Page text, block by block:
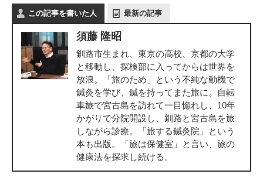
この記事を書いた人 最新の記事
須藤 隆昭
釧路市生まれ、東京の高校、京都の大学
と移動し、探検部に入ってからは世界を
放浪。「旅のため」という不純な動機で
鍼灸を学び、鍼を持ってまた旅に。自転
車旅で宮古島を訪れて一目惚れし、10年
かがりで分院開設し、釧路と宮古島を旅
しながら診療。「旅する鍼灸院」という
本も出版。「旅は保健室」と言い、旅の
健康法を探求し続ける。